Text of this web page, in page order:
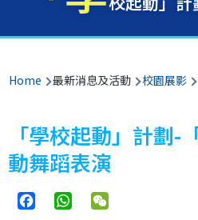
Breadcrumb
Home 最新消息及活動 校園展影
「學校起動」計劃-
動舞蹈表演
FacebookWhatsApp